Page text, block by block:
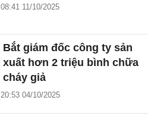
08:41 11/10/2025
Bắt giám đốc công ty sản
xuất hơn 2 triệu bình chữa
cháy giả
20:53 04/10/2025